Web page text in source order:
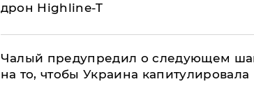
дрон Highline-T
Чалый предупредил о следующем
на то, чтобы Украина капитулировала